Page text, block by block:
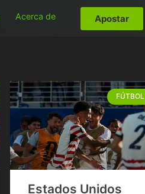
Acerca de Apostar
FÚTBOL
Estados Unidos